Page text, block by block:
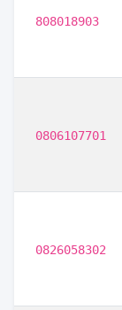
808018903
0806107701
0826058302